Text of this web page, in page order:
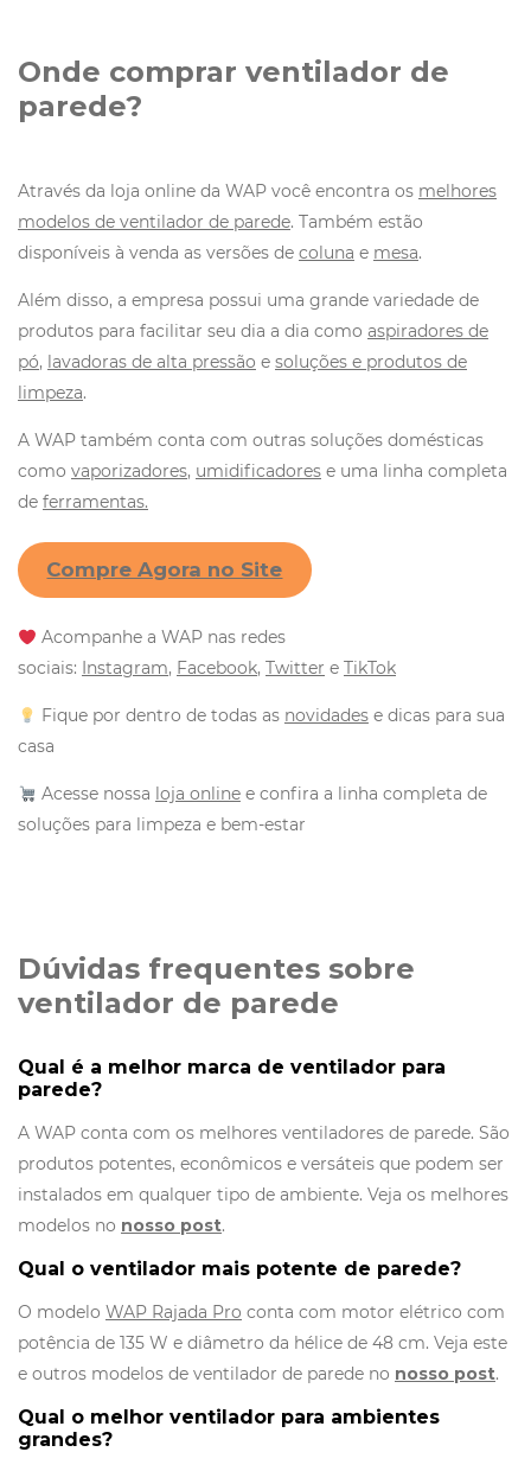
Onde comprar ventilador de
parede?
Através da loja online da WAP você encontra os melhores
modelos de ventilador de parede. Também estão
disponíveis à venda as versões de coluna e mesa.
Além disso, a empresa possui uma grande variedade de
produtos para facilitar seu dia a dia como aspiradores de
pó, lavadoras de alta pressão e soluções e produtos de
limpeza.
A WAP também conta com outras soluções domésticas
como vaporizadores, umidificadores e uma linha completa
de ferramentas.
Compre Agora no Site
Acompanhe a WAP nas redes
sociais: Instagram, Facebook, Twitter e TikTok
Fique por dentro de todas as novidadese dicas para sua
casa
Acesse nossa loja onlinee confira a linha completa de
soluções para limpeza e bem-estar
Dúvidas frequentes sobre
ventilador de parede
Qual é a melhor marca de ventilador para
parede?
A WAP conta com os melhores ventiladores de parede. São
produtos potentes, econômicos e versáteis que podem ser
instalados em qualquer tipo de ambiente. Veja os melhores
modelos no nosso post.
Qual o ventilador mais potente de parede?
O modelo WAP Rajada Pro conta com motor elétrico com
potência de 135 W e diâmetro da hélice de 48 cm. Veja este
e outros modelos de ventilador de parede no nosso post.
Qual o melhor ventilador para ambientes
grandes?